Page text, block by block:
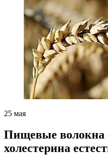
25 мая
Пищевые волокна
холестерина